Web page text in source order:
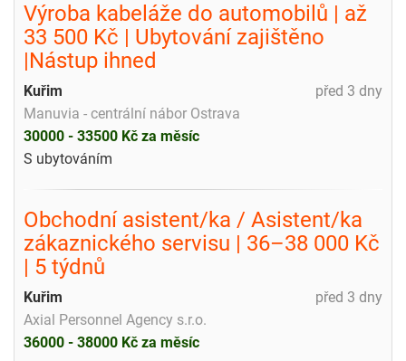
Výroba kabeláže do automobilů | až
33 500 Kč | Ubytování zajištěno
|Nástup ihned
před 3 dny
Kuřim
Manuvia - centrální nábor Ostrava
30000 - 33500 Kč za měsíc
S ubytováním
Obchodní asistent/ka / Asistent/ka
zákaznického servisu | 36–38 000 Kč
| 5 týdnů
před 3 dny
Kuřim
Axial Personnel Agency s.r.o.
36000 - 38000 Kč za měsíc